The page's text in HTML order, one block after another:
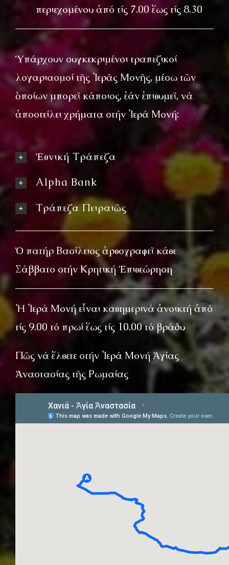
περιεχομένου ἀπό τίς 7.00 ἕως τίς 8.30
Ὑπάρχουν συγκεκριμένοι τραπεζικοί
λογαριασμοί τῆς Ἱερᾶς Μονῆς, μέσω τῶν
ὁποίων μπορεῖ κάποιος, ἐάν ἐπιθυμεῖ, νά
ἀποστείλει χρήματα στήν Ἱερά Μονή:
Ἐθνική Τράπεζα
Alpha Bank
Τράπεζα Πειραιῶς
Ὁ πατήρ Βασίλειος ἀρθογραφεῖ κάθε
Σάββατο στήν Κρητική Ἐπιθεώρηση
Ἡ Ἱερά Μονή εἶναι καθημερινά ἀνοικτή ἀπό
τίς 9.00 τό πρωί ἕως τίς 10.00 τό βράδυ
Πῶς νά ἔλθετε στήν Ἱερά Μονή Ἁγίας
Ἀναστασίας τῆς Ρωμαίας